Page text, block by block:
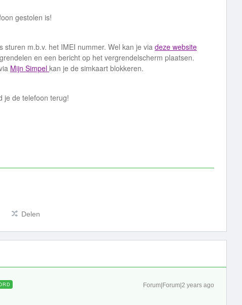
gestolen is!
sturen m.b.v. het IMEI nummer. Wel kan je via deze website
en een bericht op het vergrendelscherm plaatsen.
Mijn Simpel kan je de simkaart blokkeren.
je de telefoon terug!
Delen
Forum|Forum|2 years ago